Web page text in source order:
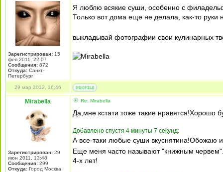
Зарегистрирован: 15
фев 2011, 22:07
Сообщения: 872
Откуда: Санкт-
Петербург
Я люблю всякие суши, особенно с
Только вот дома еще не делала, как-то руки
выкладывай фотографии свои кулинарных
29 мар 2012, 16:46
Mirabella
Зарегистрирован: 29
июн 2011, 13:48
Сообщения: 299
Откуда: Город Москва
Re: Mirabella
Да,мне кстати тоже такие нравятся!Хорошо
Добавлено спустя 4 минуты 7 секунд:
А все-таки любые суши вкуснятина!Обожаю
Еще меня часто называют "книжным
4-х лет!